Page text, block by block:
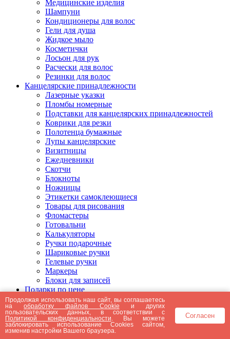
Медицинские изделия
Шампуни
Кондиционеры для волос
Гели для душа
Жидкое мыло
Косметички
Лосьон для рук
Расчески для волос
Резинки для волос
Канцелярские принадлежности
Лазерные указки
Пломбы номерные
Подставки для канцелярских принадлежностей
Коврики для резки
Полотенца бумажные
Лупы канцелярские
Визитницы
Ежедневники
Скотчи
Блокноты
Ножницы
Этикетки самоклеющиеся
Товары для рисования
Фломастеры
Готовальни
Калькуляторы
Ручки подарочные
Шариковые ручки
Гелевые ручки
Маркеры
Блоки для записей
Подарки по цене
Подарки от 5000 рублей
Подарки до 5000 рублей
Подарки до 3000 рублей
Подарки до 2000 рублей
Подарки до 1000 рублей
Продолжая использовать наш сайт, вы соглашаетесь
наобработку файлов Cookie и других
пользовательских данных, в соответствии с
Политикой конфиденциальности . Вы можете
заблокировать использование Cookies сайтом,
изменив настройки Вашего браузера.
Согласен